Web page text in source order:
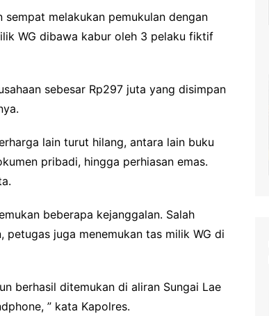
melakukan pemukulan dengan
WG dibawa kabur oleh 3 pelaku fiktif
sebesar Rp297 juta yang disimpan
lain turut hilang, antara lain buku
pribadi, hingga perhiasan emas.
beberapa kejanggalan. Salah
juga menemukan tas milik WG di
berhasil ditemukan di aliran Sungai Lae
” kata Kapolres.